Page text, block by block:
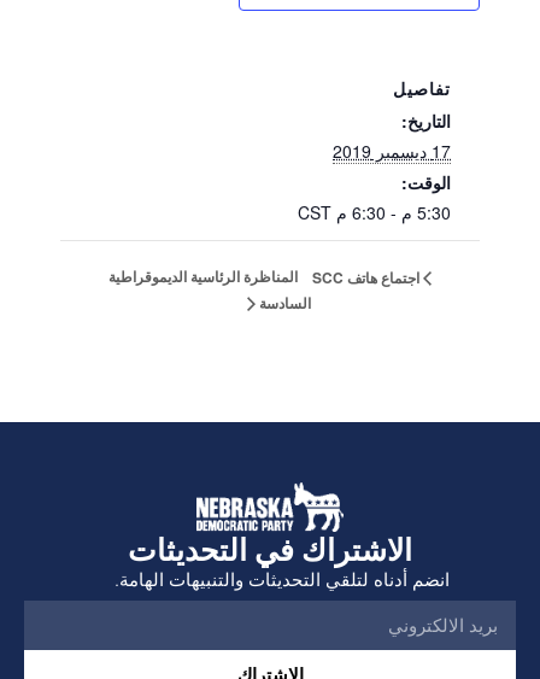
تفاصيل
التاريخ:
17 ديسمبر 2019
الوقت:
5:30 م - 6:30 م
CST
اجتماع هاتف SCC
المناظرة الرئاسية الديموقراطية
السادسة
الاشتراك في التحديثات
انضم أدناه لتلقي التحديثات والتنبيهات الهامة.
الإشتراك